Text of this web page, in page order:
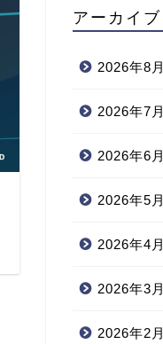
アーカイブ
2026年8月
2026年7月
2026年6月
2026年5月
2026年4月
2026年3月
2026年2月